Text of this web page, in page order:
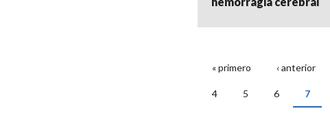
PÁGINAS
« primero ‹ anterior
4 5 6 7